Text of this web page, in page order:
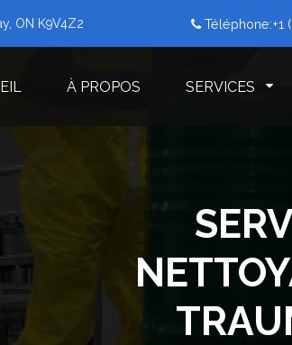
ON K9V4Z2 Téléphone:+1
À PROPOS SERVICES